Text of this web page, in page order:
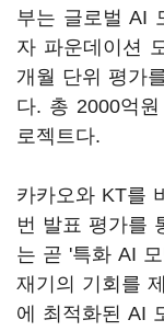
부는 글로벌 AI
자 파운데이션
개월 단위 평가
다. 총 2000억
로젝트다.
카카오와 KT를
번 발표 평가를
는 곧 '특화 AI
재기의 기회를
에 최적화된 AI